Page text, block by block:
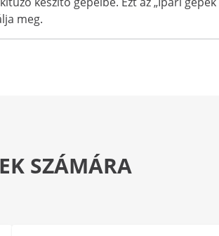
meg.
SZÁMÁRA